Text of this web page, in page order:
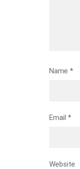
Name *
Email *
Website